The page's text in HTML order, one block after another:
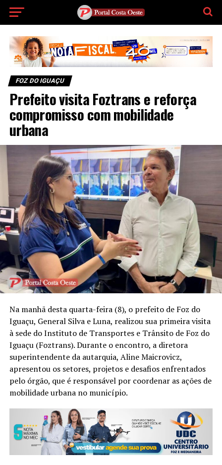
FOZ DO IGUAÇU
Prefeito visita Foztrans e reforça
compromisso com mobilidade
urbana
Na manhã desta quarta-feira (8), o prefeito de Foz do
Iguaçu, General Silva e Luna, realizou sua primeira visita
à sede do Instituto de Transportes e Trânsito de Foz do
Iguaçu (Foztrans). Durante o encontro, a diretora
superintendente da autarquia, Aline Maicrovicz,
apresentou os setores, projetos e desafios enfrentados
pelo órgão, que é responsável por coordenar as ações de
mobilidade urbana no município.